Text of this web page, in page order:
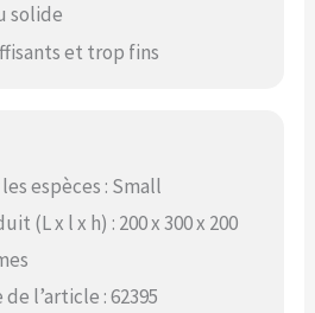
solide
et trop fins
espèces : Small
(L x l x h) : 200 x 300 x 200
l’article : 62395